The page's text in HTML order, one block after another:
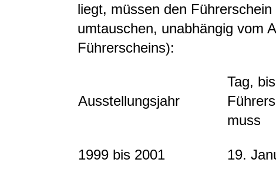
liegt, müssen den
umtauschen, unabhängig vom
Führerscheins):
Ausstellungsjahr
Tag,
muss
1999 bis 2001 19.